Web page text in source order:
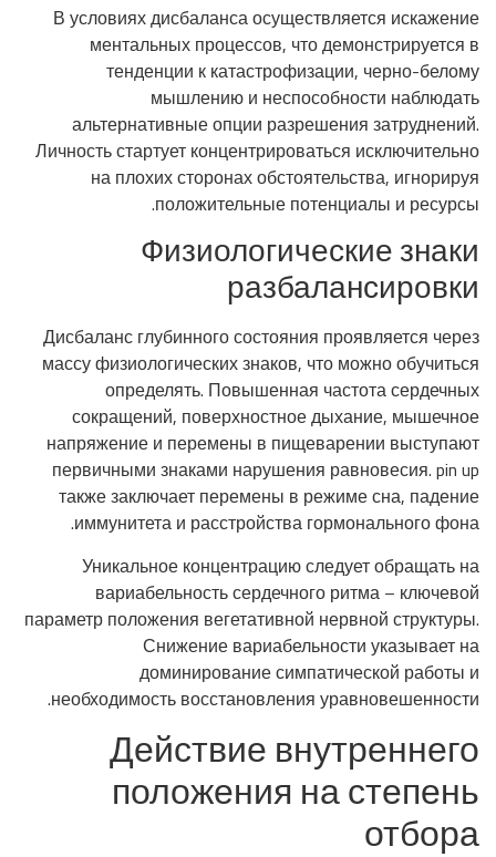
В условиях дисбаланса осуществляется искажение
ментальных процессов, что демонстрируется в
тенденции к катастрофизации, черно-белому
мышлению и неспособности наблюдать
альтернативные опции разрешения затруднений.
Личность стартует концентрироваться исключительно
на плохих сторонах обстоятельства, игнорируя
положительные потенциалы и ресурсы.
Физиологические знаки
разбалансировки
Дисбаланс глубинного состояния проявляется через
массу физиологических знаков, что можно обучиться
определять. Повышенная частота сердечных
сокращений, поверхностное дыхание, мышечное
напряжение и перемены в пищеварении выступают
первичными знаками нарушения равновесия. pin up
также заключает перемены в режиме сна, падение
иммунитета и расстройства гормонального фона.
Уникальное концентрацию следует обращать на
вариабельность сердечного ритма – ключевой
параметр положения вегетативной нервной структуры.
Снижение вариабельности указывает на
доминирование симпатической работы и
необходимость восстановления уравновешенности.
Действие внутреннего
положения на степень
отбора